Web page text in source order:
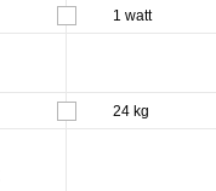
1 watt
24 kg